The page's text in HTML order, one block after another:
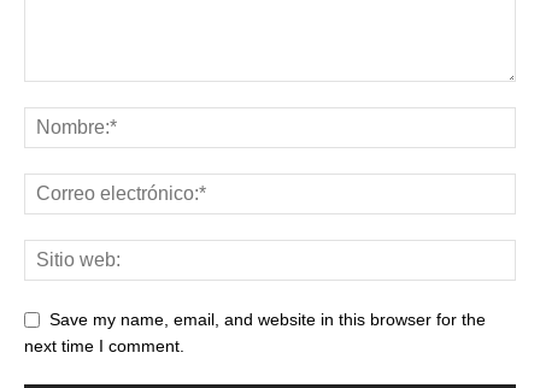
Save my name, email, and website in this browser for the
next time I comment.